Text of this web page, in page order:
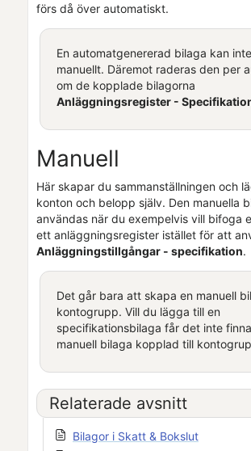
förs då över automatiskt.
En automatgenererad bilaga kan
manuellt. Däremot raderas den per
om de kopplade bilagorna
Anläggningsregister -
Manuell
Här skapar du sammanställningen och
konton och belopp själv. Den manuella
användas när du exempelvis vill bifoga
ett anläggningsregister istället för att
Anläggningstillgångar - specifikation.
Det går bara att skapa en manuell
kontogrupp. Vill du lägga till en
specifikationsbilaga får det inte
manuell bilaga kopplad till
Relaterade avsnitt
Bilagor i Skatt & Bokslut